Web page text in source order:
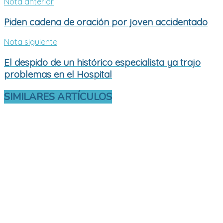
Piden cadena de oración por joven accidentado
Nota siguiente
El despido de un histórico especialista ya trajo
problemas en el Hospital
SIMILARES ARTÍCULOS